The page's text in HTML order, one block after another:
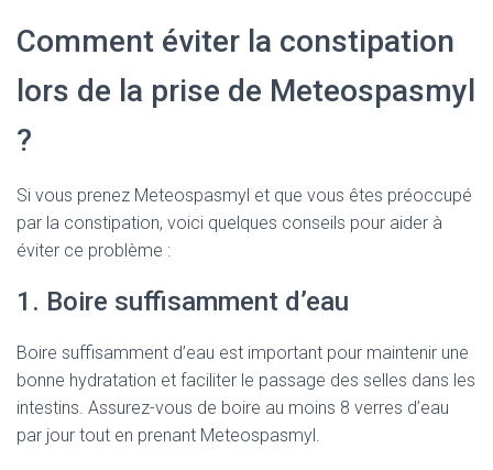
Comment éviter la constipation
lors de la prise de Meteospasmyl
?
Si vous prenez Meteospasmyl et que vous êtes préoccupé
par la constipation, voici quelques conseils pour aider à
éviter ce problème :
1. Boire suffisamment d’eau
Boire suffisamment d’eau est important pour maintenir une
bonne hydratation et faciliter le passage des selles dans les
intestins. Assurez-vous de boire au moins 8 verres d’eau
par jour tout en prenant Meteospasmyl.